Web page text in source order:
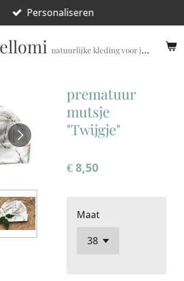
natuurlijke kleding voor jouw prematuur!
Personaliseren
prematuur
mutsje
"Twijgje"
€ 8,50
Maat